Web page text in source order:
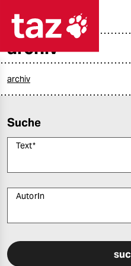
politik
gesellschaft
sport
archiv
archiv
Suche
Text*
AutorIn